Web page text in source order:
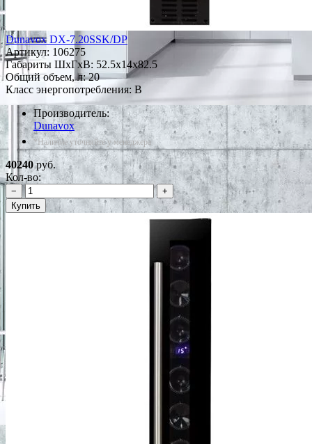
Dunavox DX-7.20SSK/DP
Артикул: 106275
Габариты ШxГxВ: 52.5x14x82.5
Общий объем, л: 20
Класс энергопотребления: B
Производитель:
Dunavox
*Наличие уточняйте у менеджера
40240руб.
Кол-во:
−
+
Купить